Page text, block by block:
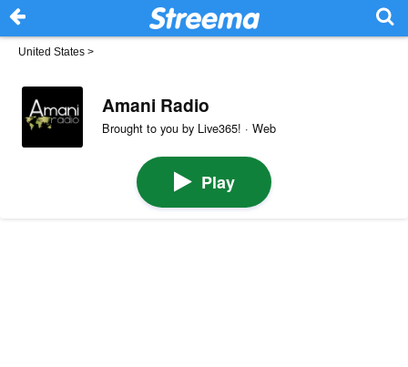
United States >
Amani Radio
Brought to you by Live365! · Web
Play